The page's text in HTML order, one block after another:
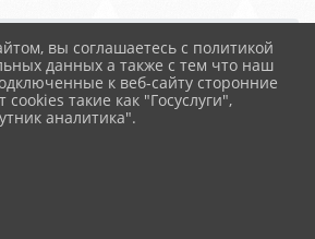
Новости
пот...
ПАМЯТЬ ПОТОМКОВ
вы соглашаетесь с политикой
данных а также с тем что наш
к веб-сайту сторонние
такие как "Госуслуги",
аналитика".